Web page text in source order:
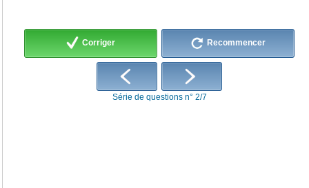
Corriger Recommencer
Série de questions n° 2/7